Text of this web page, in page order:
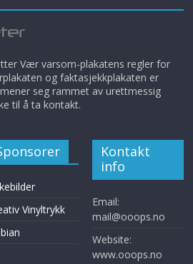
Vær varsom-plakatens regler for
og faktasjekkplakaten er
seg rammet av urettmessig
til å ta kontakt.
Vinyltrykk
Kontakt
info
Email:
mail@ooops.no
Website:
www.ooops.no